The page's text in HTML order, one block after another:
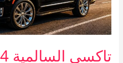
سريعة
وآمنة
في
مناطق